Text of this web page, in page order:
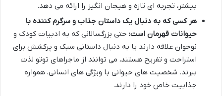
بیشتر، تجربه ای تازه و هیجان انگیز را ارائه می دهد.
هر کسی که به دنبال یک داستان جذاب و سرگرم کننده با
حیوانات قهرمان است: حتی بزرگسالانی که به ادبیات کودک و
نوجوان علاقه دارند یا به دنبال داستانی سبک و پرکشش برای
استراحت و تفریح هستند، می توانند از ماجراهای توتو لذت
ببرند. شخصیت های حیوانی با ویژگی های انسانی، همواره
جذابیت خاص خود را دارند.